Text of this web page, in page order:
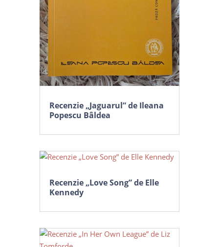
Recenzie „Jaguarul” de Ileana
Popescu Bâldea
Recenzie „Love Song” de Elle
Kennedy